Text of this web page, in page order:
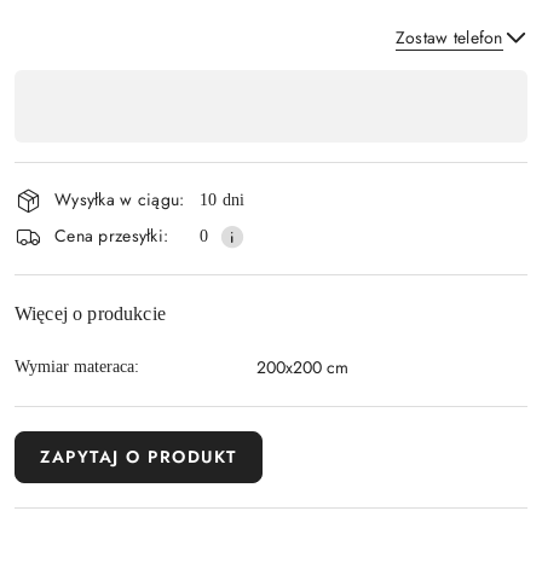
Zostaw telefon
i
dostawa
Wysyłka w ciągu: 10 dni
Cena przesyłki: 0
Więcej o produkcie
Wymiar materaca: 200x200 cm
ZAPYTAJ O PRODUKT